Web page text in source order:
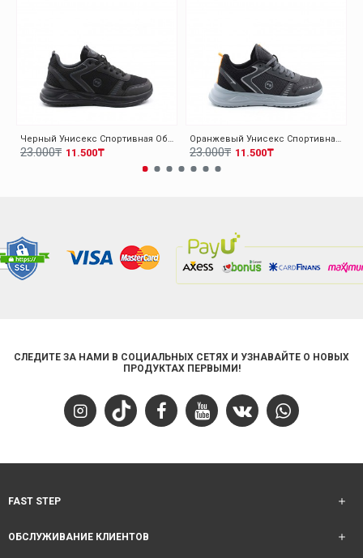
Черный Унисекс Спортивная Обувь 140XA5310
11.500₸
23.000₸
Оранжевый Унисекс Спортивная Обувь 140XA5310
11.500₸
23.000₸
СЛЕДИТЕ ЗА НАМИ В СОЦИАЛЬНЫХ СЕТЯХ И УЗНАВАЙТЕ О НОВЫХ
ПРОДУКТАХ ПЕРВЫМИ!
FAST STEP
ОБСЛУЖИВАНИЕ КЛИЕНТОВ